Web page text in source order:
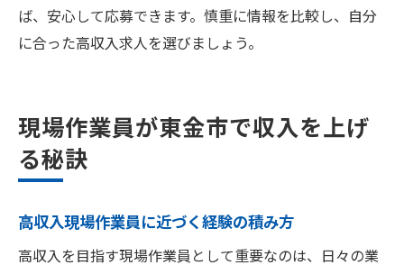
ば、安心して応募できます。慎重に情報を比較し、自分
に合った高収入求人を選びましょう。
現場作業員が東金市で収入を上げ
る秘訣
高収入現場作業員に近づく経験の積み方
高収入を目指す現場作業員として重要なのは、日々の業